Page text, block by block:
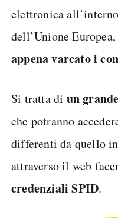
elettronica
dell’Unione
appena varcato i
Si tratta di un
che potranno
differenti da quello
attraverso il web
credenziali SPID.